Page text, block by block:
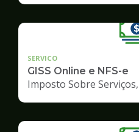
SERVICO
GISS Online e NFS-e
Imposto Sobre